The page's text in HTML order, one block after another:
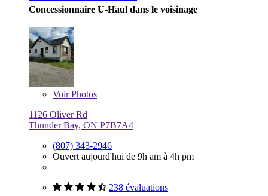
Concessionnaire U-Haul dans le voisinage
VoirPhotos
1126 Oliver Rd
Thunder Bay, ON P7B7A4
(807) 343-2946
Ouvert aujourd'hui de 9h am à 4h pm
238 évaluations